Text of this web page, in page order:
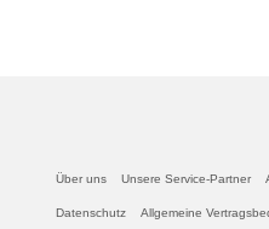
Über uns Unsere Service-Partner
Datenschutz Allgemeine